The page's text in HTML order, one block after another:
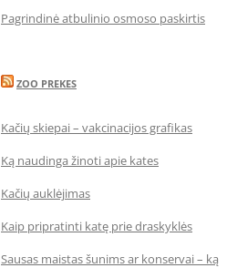
Pagrindinė atbulinio osmoso paskirtis
ZOO PREKES
Kačių skiepai – vakcinacijos grafikas
Ką naudinga žinoti apie kates
Kačių auklėjimas
Kaip pripratinti katę prie draskyklės
Sausas maistas šunims ar konservai – ką